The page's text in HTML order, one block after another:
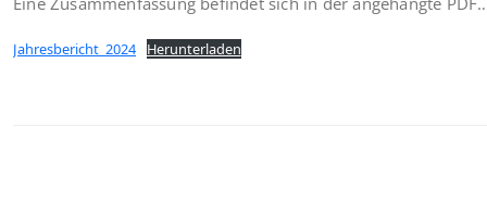
Jahresbericht_2024 Herunterladen